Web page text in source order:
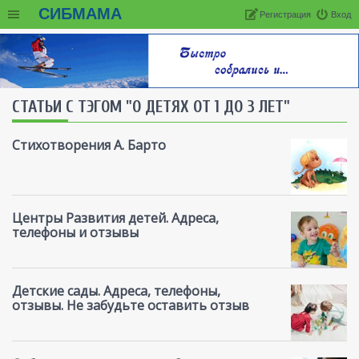
СИБМАМА Вход
Регистрация
СТАТЬИ С ТЭГОМ "О ДЕТЯХ ОТ 1 ДО 3 ЛЕТ"
Стихотворения А. Барто
Центры Развития детей. Адреса,
телефоны и отзывы
Детские сады. Адреса, телефоны,
отзывы. Не забудьте оставить отзыв